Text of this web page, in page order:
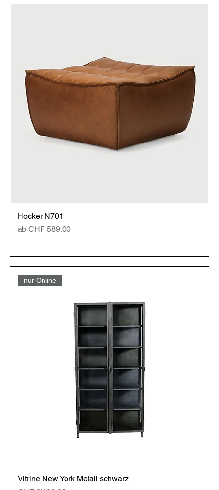
Hocker N701
ab CHF 589.00
Sale-Preis
nur Online
Vitrine New York Metall schwarz